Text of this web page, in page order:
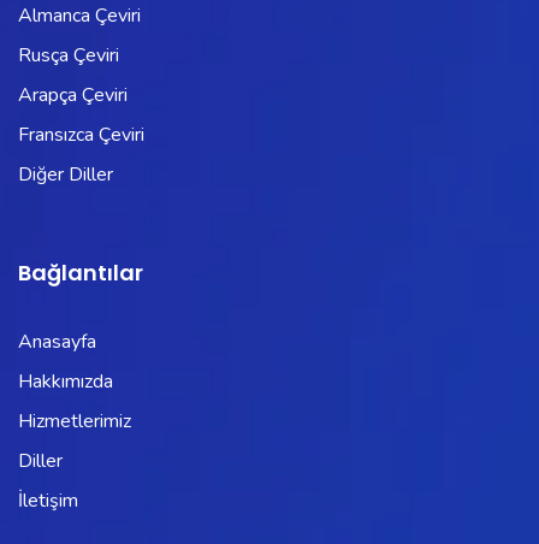
Almanca Çeviri
Rusça Çeviri
Arapça Çeviri
Fransızca Çeviri
Diğer Diller
Bağlantılar
Anasayfa
Hakkımızda
Hizmetlerimiz
Diller
İletişim